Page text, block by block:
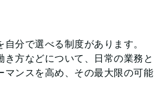
分で選べる制度があります。
方などについて、日常の業務と
ンスを高め、その最大限の可能